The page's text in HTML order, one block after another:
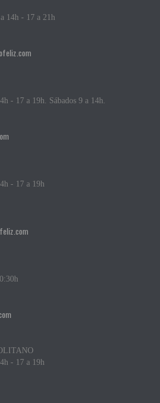
14h - 17 a 21h
- 17 a 19h. Sábados 9 a 14h.
- 17 a 19h
- 17 a 19h